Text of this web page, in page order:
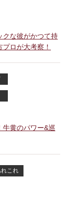
クな彼がかつて持
ロが大考察！
牛黄のパワー&巡
これ